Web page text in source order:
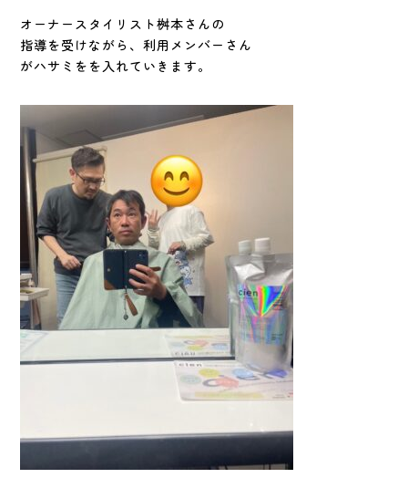
オーナースタイリスト桝本さんの
指導を受けながら、利用メンバーさん
がハサミをを入れていきます。